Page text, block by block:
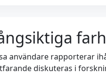
användare rapporterar
diskuteras i